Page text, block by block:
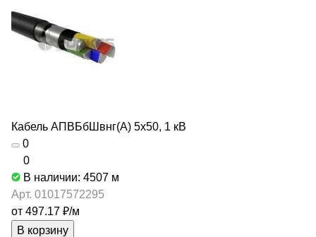
Кабель АПВБбШвнг(А) 5х50, 1 кВ
0
0
В наличии: 4507 м
Арт. 01017572295
от 497.17 ₽/м
В корзину